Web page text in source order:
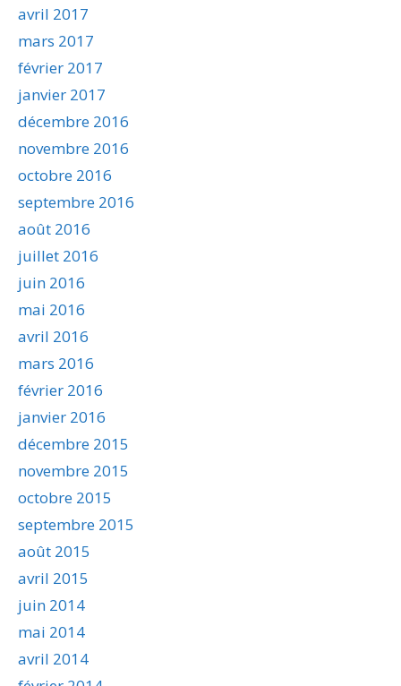
avril 2017
mars 2017
février 2017
janvier 2017
décembre 2016
novembre 2016
octobre 2016
septembre 2016
août 2016
juillet 2016
juin 2016
mai 2016
avril 2016
mars 2016
février 2016
janvier 2016
décembre 2015
novembre 2015
octobre 2015
septembre 2015
août 2015
avril 2015
juin 2014
mai 2014
avril 2014